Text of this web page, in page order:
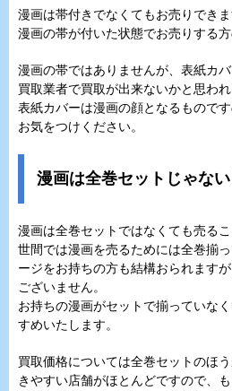
漫画は帯付きでなくてもお売りできま
漫画の帯が付いた状態でお売りする方
漫画の帯ではありませんが、表紙カ
買取業者で買取が出来ないかと思われ
表紙カバーは漫画の顔となるもので
お気をつけください。
漫画は全巻セットじゃな
漫画は全巻セットではなくても売る
世間では漫画を売るためには全巻揃
ージをお持ちの方も結構おられます
ございません。
お持ちの漫画がセットで揃っていな
すめいたします。
買取価格については全巻セットのほ
きやすい店舗がほとんどですので、